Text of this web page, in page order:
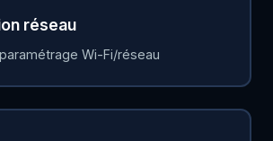
réseau
Wi-Fi/réseau